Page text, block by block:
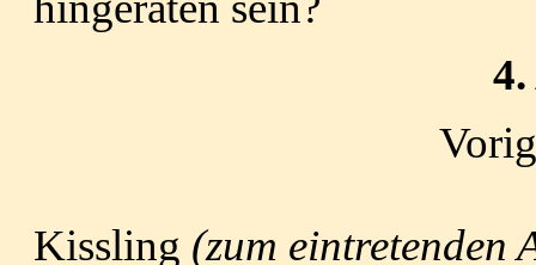
Kissling (zum eintretenden